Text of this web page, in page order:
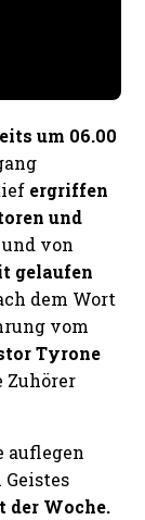
um 06.00
ergriffen
und
von
gelaufen
dem Wort
vom
Tyrone
Zuhörer
auflegen
der Woche.